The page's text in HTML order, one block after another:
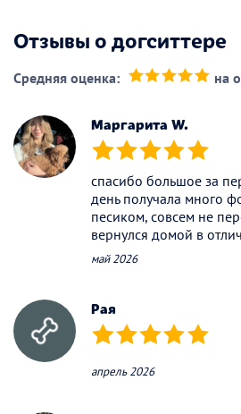
Отзывы о догситтере
Средняя оценка: на
Маргарита W.
(*) (*) (*) (*) (*)
спасибо большое за
день получала много
песиком, совсем не
вернулся домой в
май 2026
Рая
(*) (*) (*) (*) (*)
апрель 2026